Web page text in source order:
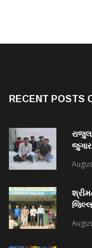
RECENT POSTS
જુગાર